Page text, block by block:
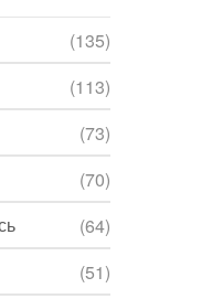
(135)
(113)
(73)
(70)
(64)
(51)